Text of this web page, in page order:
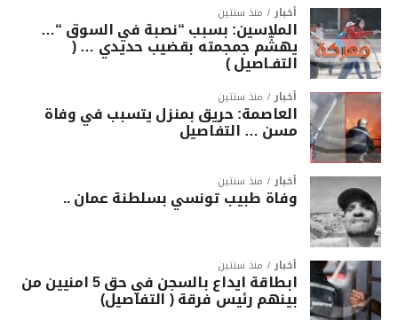
أخبار منذ سنتين
الملاسين: بسبب “نصبة في السوق “…
يهشّم جمجمته بقضيب حديدي … (
التفـاصيل )
أخبار منذ سنتين
العاصمة: حريق بمنزل يتسبب في وفاة
مسن … التفاصيل
أخبار منذ سنتين
وفاة طبيب تونسي بسلطنة عمان ..
أخبار منذ سنتين
ابطاقة ايداع بالسجن في حق 5 امنيين من
بينهم رئيس فرقة ( التفاصيل)